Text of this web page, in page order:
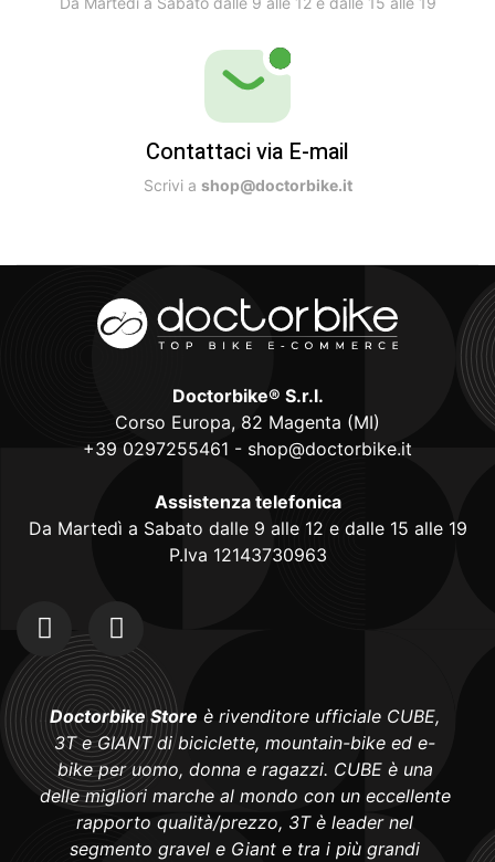
Contattaci via E-mail
Scrivi a shop@doctorbike.it
Doctorbike® S.r.l.
Corso Europa, 82 Magenta (MI)
+39 0297255461 - shop@doctorbike.it
Assistenza telefonica
Da Martedì a Sabato dalle 9 alle 12 e dalle 15 alle 19
P.Iva 12143730963
Doctorbike Store è rivenditore ufficiale CUBE,
3T e GIANT di biciclette, mountain-bike ed e-
bike per uomo, donna e ragazzi. CUBE è una
delle migliori marche al mondo con un eccellente
rapporto qualità/prezzo, 3T è leader nel
segmento gravel e Giant e tra i più grandi